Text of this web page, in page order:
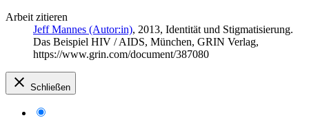
Arbeit zitieren
Jeff Mannes (Autor:in), 2013, Identität und Stigmatisierung.
Das Beispiel HIV / AIDS, München, GRIN Verlag,
https://www.grin.com/document/387080
Schließen